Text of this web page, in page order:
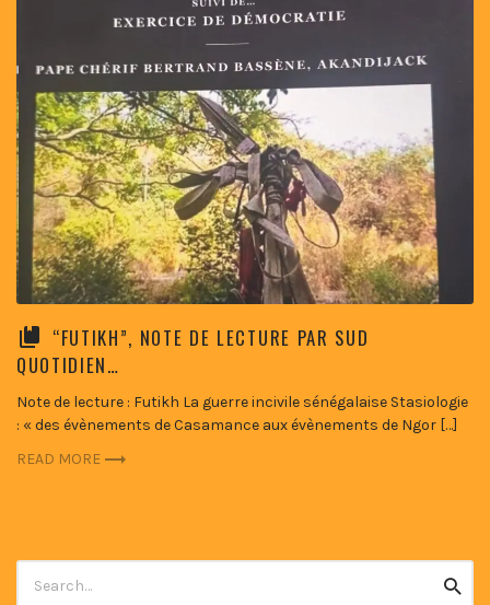
“FUTIKH”, NOTE DE LECTURE PAR SUD
QUOTIDIEN…
Note de lecture : Futikh La guerre incivile sénégalaise Stasiologie
: « des évènements de Casamance aux évènements de Ngor […]
READ MORE
for: